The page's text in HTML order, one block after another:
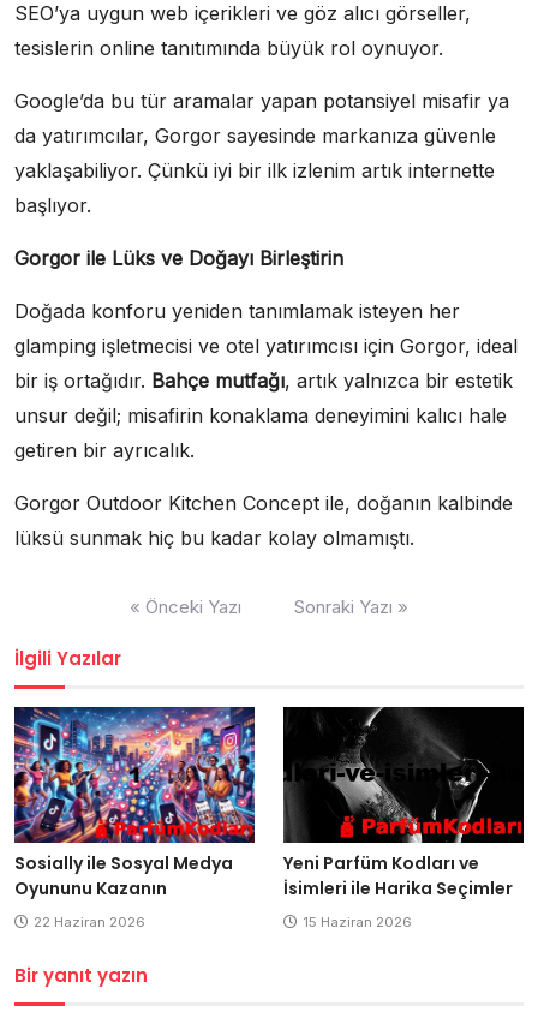
SEO’ya uygun web içerikleri ve göz alıcı görseller,
tesislerin online tanıtımında büyük rol oynuyor.
Google’da bu tür aramalar yapan potansiyel misafir ya
da yatırımcılar, Gorgor sayesinde markanıza güvenle
yaklaşabiliyor. Çünkü iyi bir ilk izlenim artık internette
başlıyor.
Gorgor ile Lüks ve Doğayı Birleştirin
Doğada konforu yeniden tanımlamak isteyen her
glamping işletmecisi ve otel yatırımcısı için Gorgor, ideal
bir iş ortağıdır. Bahçe mutfağı, artık yalnızca bir estetik
unsur değil; misafirin konaklama deneyimini kalıcı hale
getiren bir ayrıcalık.
Gorgor Outdoor Kitchen Concept ile, doğanın kalbinde
lüksü sunmak hiç bu kadar kolay olmamıştı.
« Önceki Yazı Sonraki Yazı »
İlgili Yazılar
Sosially ile Sosyal Medya
Oyununu Kazanın
22 Haziran 2026
Yeni Parfüm Kodları ve
İsimleri ile Harika Seçimler
15 Haziran 2026
Bir yanıt yazın